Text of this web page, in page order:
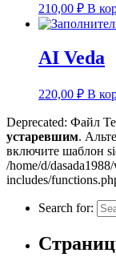
210,00 ₽ В
AI Veda
220,00 ₽ В
Deprecated: Файл
устаревшим.
включите шаблон
/home/d/
includes/
Search for: